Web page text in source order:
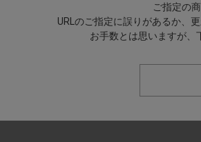
ご指定の
URLのご指定に誤りがあるか、
お手数とは思いますが、